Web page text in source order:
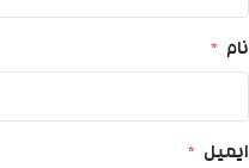
نام *
ایمیل *